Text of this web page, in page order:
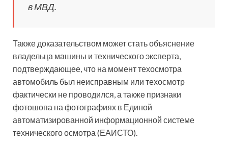
в МВД.
Также доказательством может стать объяснение
владельца машины и технического эксперта,
подтверждающее, что на момент техосмотра
автомобиль был неисправным или техосмотр
фактически не проводился, а также признаки
фотошопа на фотографиях в Единой
автоматизированной информационной системе
технического осмотра (ЕАИСТО).